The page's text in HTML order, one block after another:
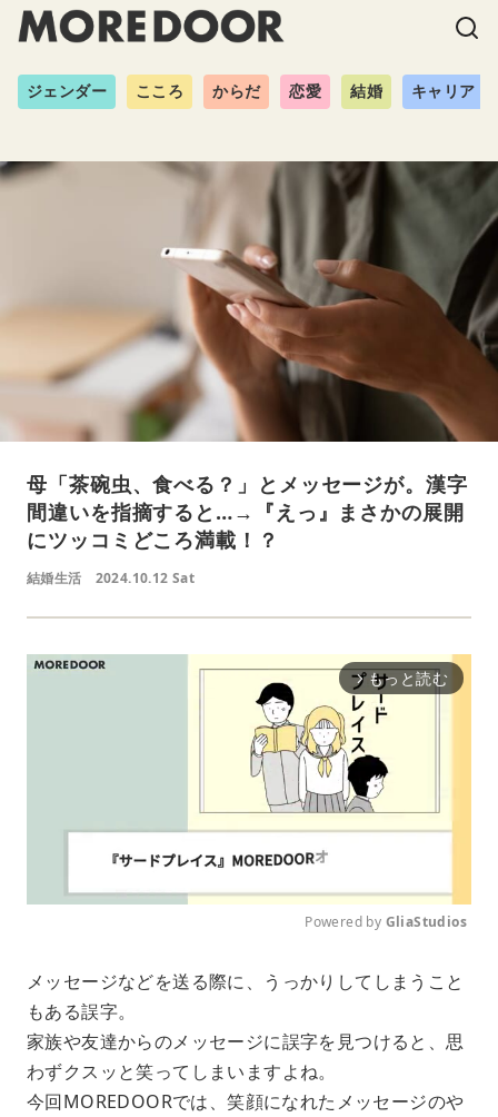
ジェンダー こころ からだ 恋愛 結婚 キャリア
母「茶碗虫、食べる？」とメッセージが。漢字
間違いを指摘すると…→『えっ』まさかの展開
にツッコミどころ満載！？
結婚生活 2024.10.12 Sat
arrow_forward_ios もっと読む
u
e
Powered by GliaStudios
メッセージなどを送る際に、うっかりしてしまうこと
もある誤字。
家族や友達からのメッセージに誤字を見つけると、思
わずクスッと笑ってしまいますよね。
今回MOREDOORでは、笑顔になれたメッセージのや